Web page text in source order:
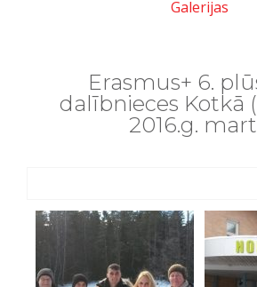
Galerijas
Erasmus+ 6.
dalībnieces Kotkā
2016.g.